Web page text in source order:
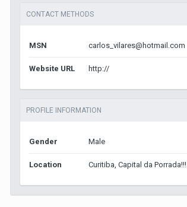
CONTACT METHODS
MSN carlos_vilares@hotmail.com
Website URL http://
PROFILE INFORMATION
Gender Male
Location Curitiba, Capital da Porrada!!!